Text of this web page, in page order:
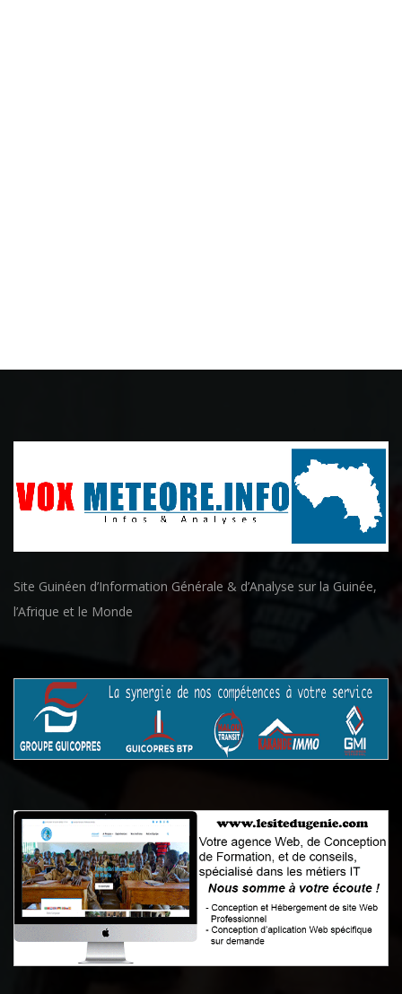
Site Guinéen d’Information Générale & d’Analyse sur la Guinée,
l’Afrique et le Monde